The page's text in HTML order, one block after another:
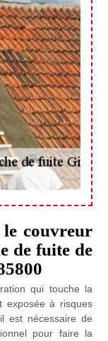
couvreur
de fuite de
qui touche la
exposée à risques
est nécessaire de
pour faire la